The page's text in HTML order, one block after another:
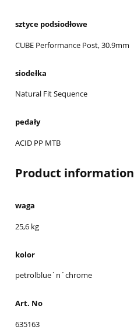
sztyce podsiodłowe
CUBE Performance Post, 30.9mm
siodełka
Natural Fit Sequence
pedały
ACID PP MTB
Product information
waga
25,6 kg
kolor
petrolblue´n´chrome
Art. No
635163